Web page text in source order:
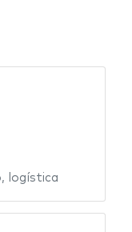
, logística